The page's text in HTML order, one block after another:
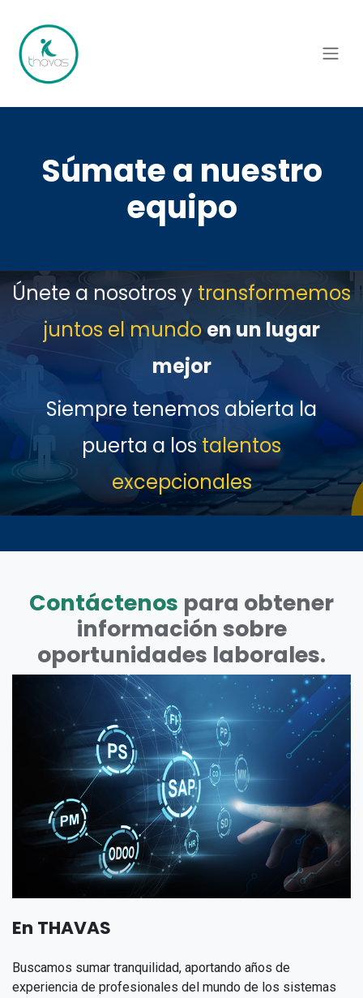
Súmate a nuestro
equipo
Únete a nosotros y transformemos
juntos el mundo en un lugar
mejor
Siempre tenemos abierta la
puerta a lostalentos
excepcionales
Contáctenos para obtener
información sobre
oportunidades laborales.
En THAVAS
Buscamos sumar tranquilidad, aportando años de
experiencia de profesionales del mundo de los sistemas